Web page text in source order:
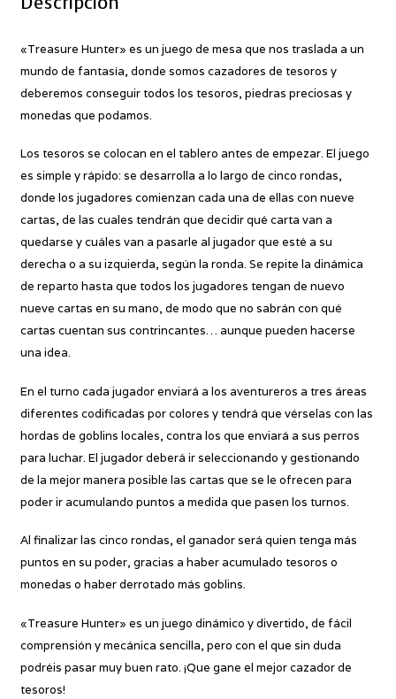
«Treasure Hunter» es un juego de mesa que nos traslada a un
mundo de fantasía, donde somos cazadores de tesoros y
deberemos conseguir todos los tesoros, piedras preciosas y
monedas que podamos.
Los tesoros se colocan en el tablero antes de empezar. El juego
es simple y rápido: se desarrolla a lo largo de cinco rondas,
donde los jugadores comienzan cada una de ellas con nueve
cartas, de las cuales tendrán que decidir qué carta van a
quedarse y cuáles van a pasarle al jugador que esté a su
derecha o a su izquierda, según la ronda. Se repite la dinámica
de reparto hasta que todos los jugadores tengan de nuevo
nueve cartas en su mano, de modo que no sabrán con qué
cartas cuentan sus contrincantes… aunque pueden hacerse
una idea.
En el turno cada jugador enviará a los aventureros a tres áreas
diferentes codificadas por colores y tendrá que vérselas con las
hordas de goblins locales, contra los que enviará a sus perros
para luchar. El jugador deberá ir seleccionando y gestionando
de la mejor manera posible las cartas que se le ofrecen para
poder ir acumulando puntos a medida que pasen los turnos.
Al finalizar las cinco rondas, el ganador será quien tenga más
puntos en su poder, gracias a haber acumulado tesoros o
monedas o haber derrotado más goblins.
«Treasure Hunter» es un juego dinámico y divertido, de fácil
comprensión y mecánica sencilla, pero con el que sin duda
podréis pasar muy buen rato. ¡Que gane el mejor cazador de
tesoros!